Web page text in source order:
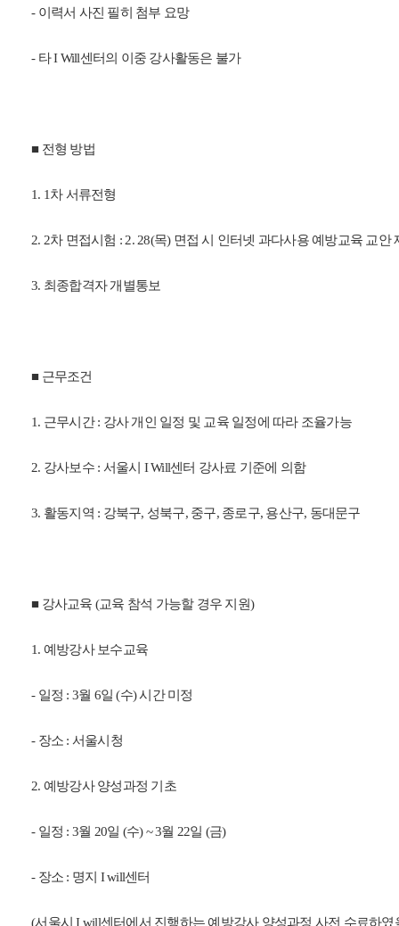
- 이력서 사진 필히 첨부 요망
- 타 I Will센터의 이중 강사활동은 불가
■ 전형 방법
1. 1차 서류전형
2. 2차 면접시험 : 2. 28(목) 면접 시 인터넷 과다사용 예방교육 교안
3. 최종합격자 개별통보
■ 근무조건
1. 근무시간 : 강사 개인 일정 및 교육 일정에 따라 조율가능
2. 강사보수 : 서울시 I Will센터 강사료 기준에 의함
3. 활동지역 : 강북구, 성북구, 중구, 종로구, 용산구, 동대문구
■ 강사교육 (교육 참석 가능할 경우 지원)
1. 예방강사 보수교육
- 일정 : 3월 6일 (수) 시간 미정
- 장소 : 서울시청
2. 예방강사 양성과정 기초
- 일정 : 3월 20일 (수) ~ 3월 22일 (금)
- 장소 : 명지 I will센터
(서울시 I will센터에서 진행하는 예방강사 양성과정 사전 수료하였